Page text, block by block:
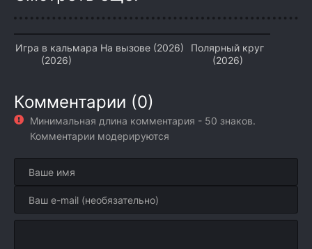
Игра в кальмара
(2026)
На вызове (2026)
Полярный круг
(2026)
Комментарии (0)
Минимальная длина комментария - 50 знаков.
Комментарии модерируются